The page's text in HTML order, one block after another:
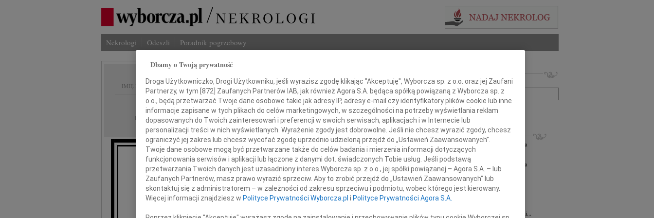
Nekrologi Odeszli Poradnik pogrzebowy
IMIĘ I NAZWISKO:
REGION: Częstochowa
DATA EMISJI: 19.07.2018
Ze smutkiem przyjęliśmy wiadomość o śmierci
Marii Ogłazy
Imię i nazwisko lub numer ogłoszenia:
+ szukanie zaawansowane
INNE NEKROLOGI
Grzegorz Lipowski06.08.2026
Częstochowa
Z żalem przyjęliśmy wiadomość o śmierci...
Grzegorz Lipowski 05.08.2026
Częstochowa
Z żalem przyjęliśmy wiadomość o śmierci...
22.06.2026
Częstochowa
Wyrazy głębokiego współczucia oraz...
15.06.2026
Pani Joannie Jędrzejowskiej-Prokop radczyni...
Dbamy o Twoją prywatność
Droga Użytkowniczko, Drogi Użytkowniku, jeśli wyrazisz zgodę klikając "Akceptuję", Wyborcza sp. z o.o. oraz jej Zaufani
Partnerzy, w tym [872] Zaufanych Partnerów IAB, jak również Agora S.A. będąca spółką powiązaną z Wyborcza sp. z
o.o., będą przetwarzać Twoje dane osobowe takie jak adresy IP, adresy e-mail czy identyfikatory plików cookie lub inne
informacje zapisane w tych plikach do celów marketingowych, w szczególności na potrzeby wyświetlania reklam
dopasowanych do Twoich zainteresowań i preferencji w swoich serwisach, aplikacjach i w Internecie lub
personalizacji treści w nich wyświetlanych. Wyrażenie zgody jest dobrowolne. Jeśli nie chcesz wyrazić zgody, chcesz
ograniczyć jej zakres lub chcesz wycofać zgodę uprzednio udzieloną przejdź do „Ustawień Zaawansowanych”.
Twoje dane osobowe mogą być przetwarzane także do celów badania i mierzenia informacji dotyczących
funkcjonowania serwisów i aplikacji lub łączone z danymi dot. świadczonych Tobie usług. Jeśli podstawą
przetwarzania Twoich danych jest uzasadniony interes Wyborcza sp. z o.o., jej spółki powiązanej – Agora S.A. – lub
Zaufanych Partnerów, masz prawo wyrazić sprzeciw. Aby to zrobić przejdź do „Ustawień Zaawansowanych” lub
skontaktuj się z administratorem – w zależności od zakresu sprzeciwu i podmiotu, wobec którego jest kierowany.
Więcej informacji znajdziesz w Polityce Prywatności Wyborcza.pl i Polityce Prywatności Agora S.A.